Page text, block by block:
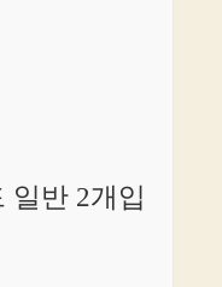
일반 2개입